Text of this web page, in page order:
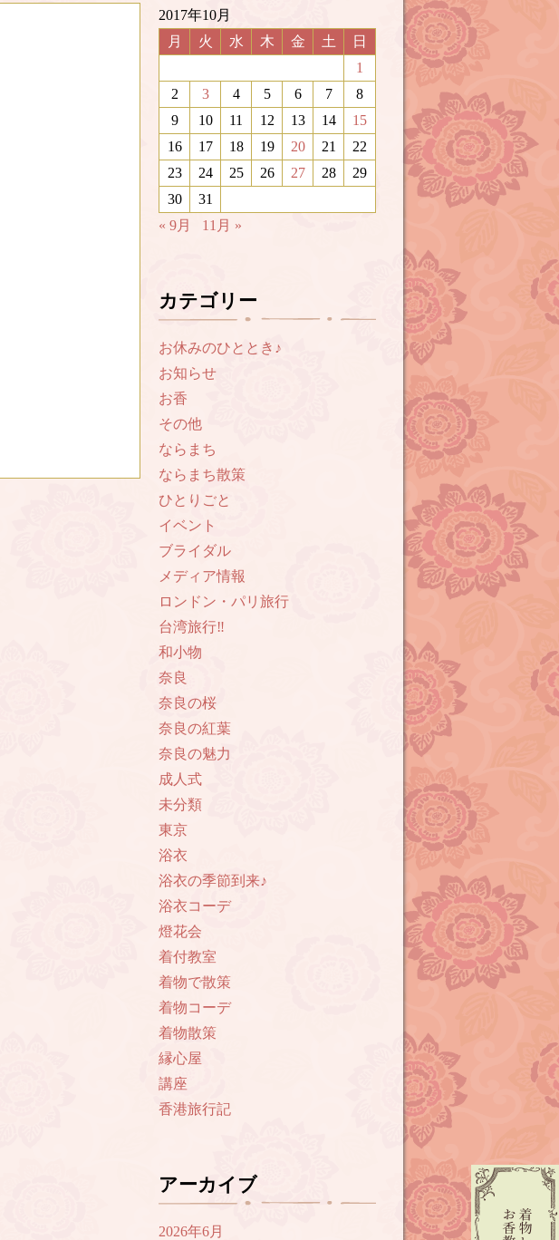
2017年10月
月
火 水 木 金 土
日
1
2
3 4 5 6 7
8
9
10 11 12 13 14
15
16
17 18 19 20 21
22
23
24 25 26 27 28
29
30
31
« 9月
11月 »
カテゴリー
お休みのひととき♪
お知らせ
お香
その他
ならまち
ならまち散策
ひとりごと
イベント
ブライダル
メディア情報
ロンドン・パリ旅行
台湾旅行‼︎
和小物
奈良
奈良の桜
奈良の紅葉
奈良の魅力
成人式
未分類
東京
浴衣
浴衣の季節到来♪
浴衣コーデ
燈花会
着付教室
着物で散策
着物コーデ
着物散策
縁心屋
講座
香港旅行記
アーカイブ
2026年6月